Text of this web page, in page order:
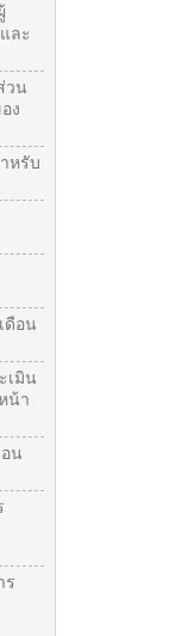
ละ
วน
ง
หรับ
ดือน
เมิน
น้า
น
ร